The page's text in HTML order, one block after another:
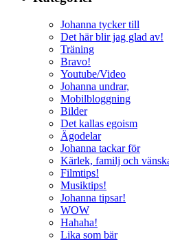
Johanna tycker till
Det här blir jag glad av!
Träning
Bravo!
Youtube/Video
Johanna undrar,
Mobilbloggning
Bilder
Det kallas egoism
Ägodelar
Johanna tackar för
Kärlek, familj och
Filmtips!
Musiktips!
Johanna tipsar!
WOW
Hahaha!
Lika som bär